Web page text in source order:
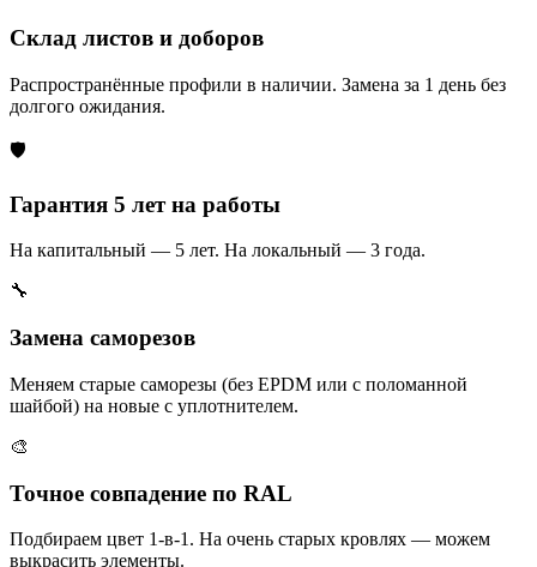
Склад листов и доборов
Распространённые профили в наличии. Замена за 1 день без
долгого ожидания.
🛡️
Гарантия 5 лет на работы
На капитальный — 5 лет. На локальный — 3 года.
🔧
Замена саморезов
Меняем старые саморезы (без EPDM или с поломанной
шайбой) на новые с уплотнителем.
🎨
Точное совпадение по RAL
Подбираем цвет 1-в-1. На очень старых кровлях — можем
выкрасить элементы.